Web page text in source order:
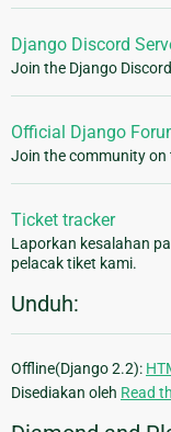
Django Discord
Join the Django
Official Django
Join the community on
Ticket tracker
Laporkan kesalahan
pelacak tiket kami.
Unduh:
Offline(Django 2.2):
Disediakan oleh Read